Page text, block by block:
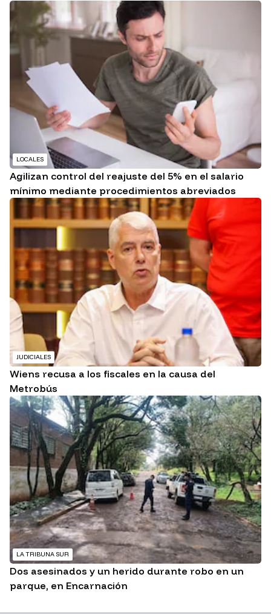
LOCALES
Agilizan control del reajuste del 5% en el salario
mínimo mediante procedimientos abreviados
JUDICIALES
Wiens recusa a los fiscales en la causa del
Metrobús
LA TRIBUNA SUR
Dos asesinados y un herido durante robo en un
parque, en Encarnación